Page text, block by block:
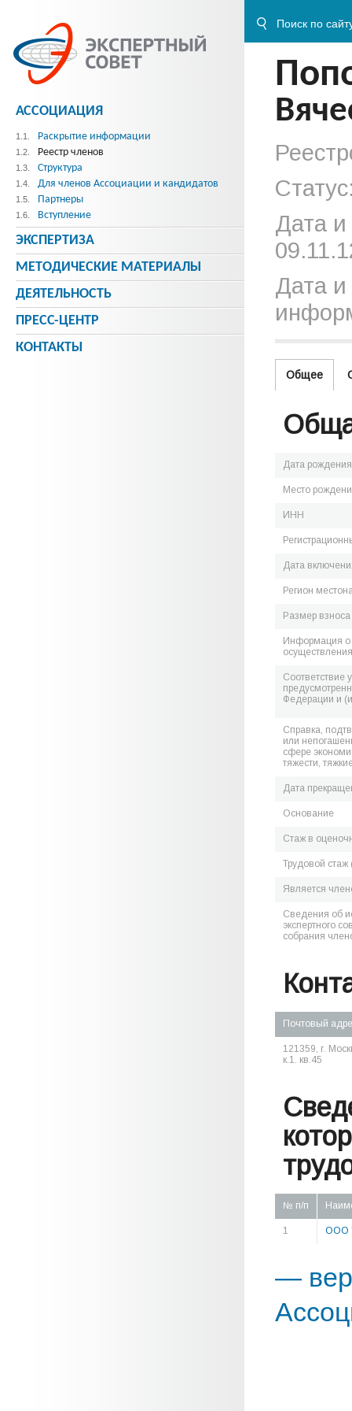
Дата
Дата и
Общее
Дата рождения
Место
ИНН
Дата
Регион
Размер
Информация о
Соответствие
Федерации и
Справка,
или
сфере
тяжести,
Дата
Основание
Стаж в
Трудовой стаж
Является
Сведения об
экспертного
собрания
Почтовый
121359, г.
к.1. кв.45
№ п/п
1 ООО
—
АССОЦИАЦИЯ
1.1. Раскрытие информации
1.2. Реестр членов
1.3. Структура
1.4. Для членов Ассоциации и кандидатов
1.5. Партнеры
1.6. Вступление
ЭКСПЕРТИЗА
МЕТОДИЧЕСКИE МАТЕРИАЛЫ
ДЕЯТЕЛЬНОСТЬ
ПРЕСС-ЦЕНТР
КОНТАКТЫ